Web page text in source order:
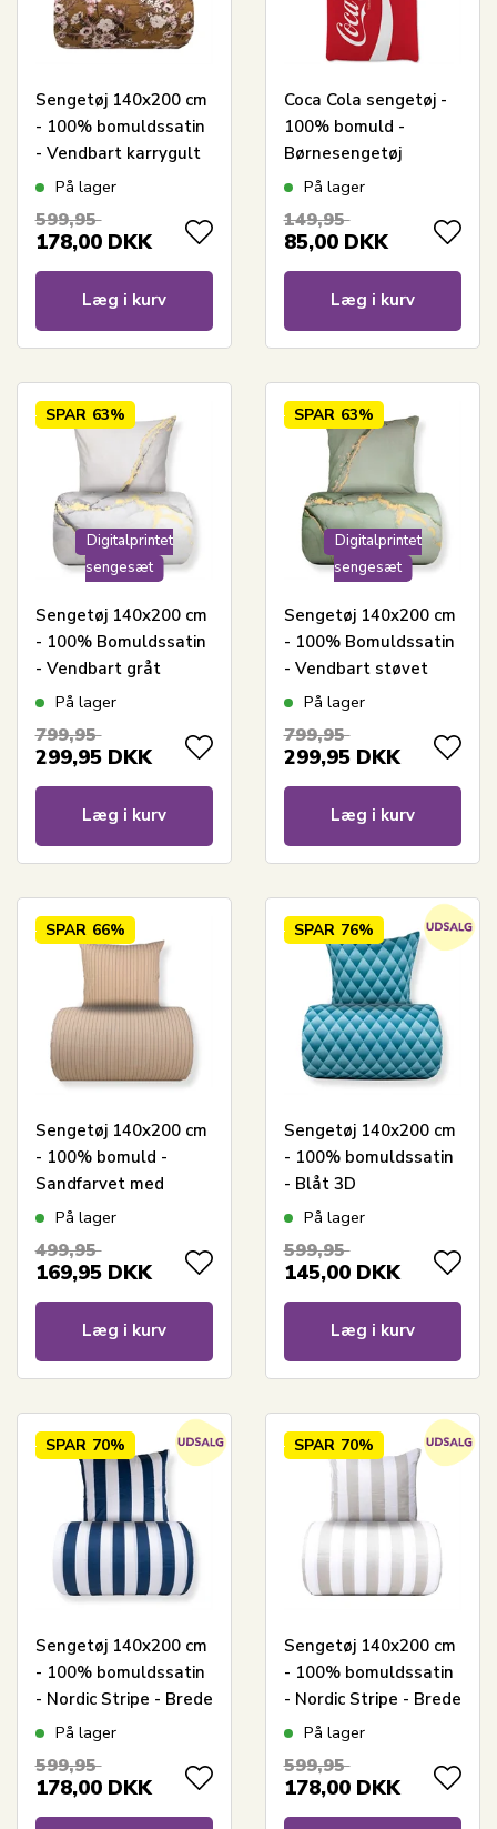
Sengetøj 140x200 cm
- 100% bomuldssatin
- Vendbart karrygult
blomster print og
På lager
599,95
178,00 DKK
Læg i kurv
Coca Cola sengetøj -
100% bomuld -
Børnesengetøj
140x200 cm
På lager
149,95
85,00 DKK
Læg i kurv
Digitalprintet
sengesæt
SPAR 63%
Sengetøj 140x200 cm
- 100% Bomuldssatin
- Vendbart gråt
marmoreret design
På lager
799,95
299,95 DKK
Læg i kurv
Digitalprintet
sengesæt
SPAR 63%
Sengetøj 140x200 cm
- 100% Bomuldssatin
- Vendbart støvet
grønt marmoreret
På lager
799,95
299,95 DKK
Læg i kurv
SPAR 66%
Sengetøj 140x200 cm
- 100% bomuld -
Sandfarvet med
brune striber
På lager
499,95
169,95 DKK
Læg i kurv
SPAR 76%
Sengetøj 140x200 cm
- 100% bomuldssatin
- Blåt 3D
harlekinmønster
På lager
599,95
145,00 DKK
Læg i kurv
SPAR 70%
Sengetøj 140x200 cm
- 100% bomuldssatin
- Nordic Stripe - Brede
blå striber
På lager
599,95
178,00 DKK
SPAR 70%
Sengetøj 140x200 cm
- 100% bomuldssatin
- Nordic Stripe - Brede
grå striber
På lager
599,95
178,00 DKK